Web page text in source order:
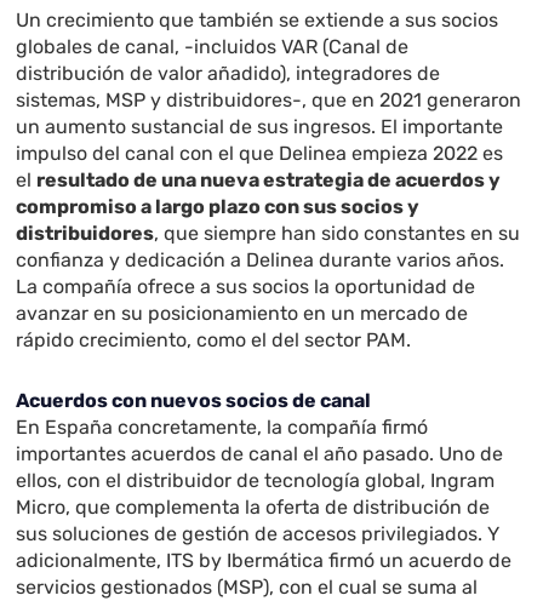
Un crecimiento que también se extiende a sus socios
globales de canal, -incluidos VAR (Canal de
distribución de valor añadido), integradores de
sistemas, MSP y distribuidores-, que en 2021 generaron
un aumento sustancial de sus ingresos. El importante
impulso del canal con el que Delinea empieza 2022 es
el resultado de una nueva estrategia de acuerdos y
compromiso a largo plazo con sus socios y
distribuidores, que siempre han sido constantes en su
confianza y dedicación a Delinea durante varios años.
La compañía ofrece a sus socios la oportunidad de
avanzar en su posicionamiento en un mercado de
rápido crecimiento, como el del sector PAM.
Acuerdos con nuevos socios de canal
En España concretamente, la compañía firmó
importantes acuerdos de canal el año pasado. Uno de
ellos, con el distribuidor de tecnología global, Ingram
Micro, que complementa la oferta de distribución de
sus soluciones de gestión de accesos privilegiados. Y
adicionalmente, ITS by Ibermática firmó un acuerdo de
servicios gestionados (MSP), con el cual se suma al